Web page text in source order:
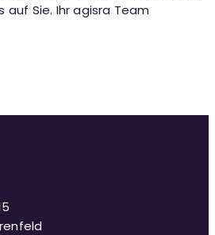
auf Sie. Ihr agisra Team